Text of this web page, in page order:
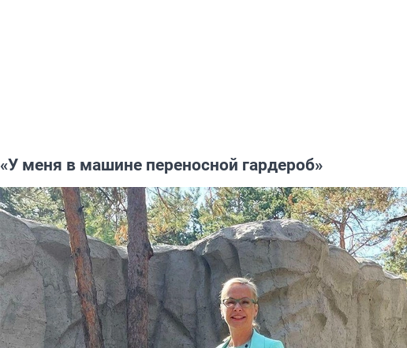
«У меня в машине переносной гардероб»